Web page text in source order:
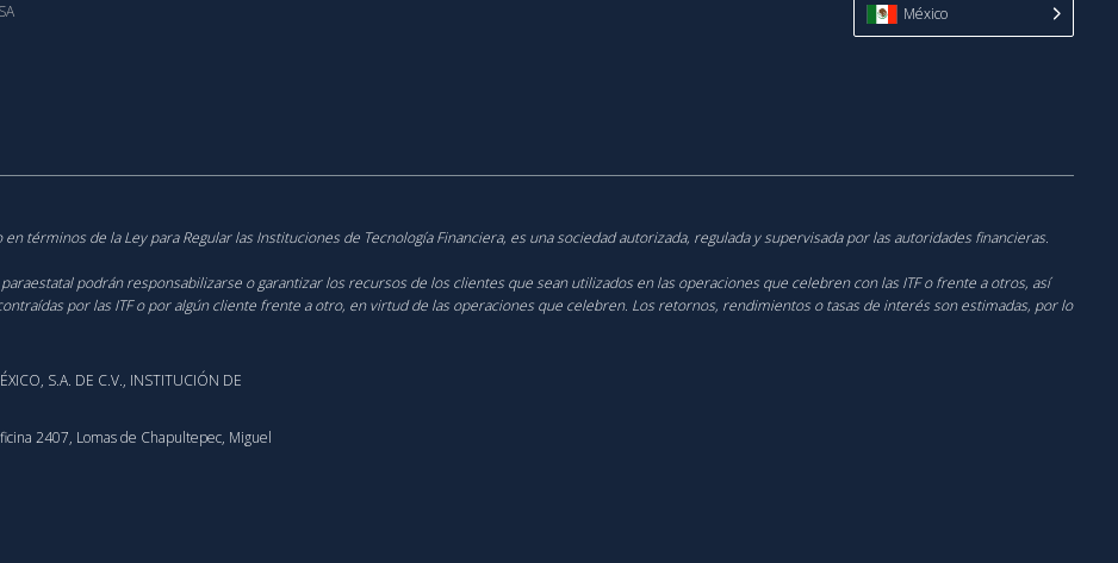
México
términos de la Ley para Regular las Instituciones de Tecnología Financiera, es una sociedad autorizada, regulada y supervisada por las autoridades financieras.
podrán responsabilizarse o garantizar los recursos de los clientes que sean utilizados en las operaciones que celebren con las ITF o frente a otros, así
por las ITF o por algún cliente frente a otro, en virtud de las operaciones que celebren. Los retornos, rendimientos o tasas de interés son estimadas, por lo
S.A. DE C.V., INSTITUCIÓN DE
2407, Lomas de Chapultepec, Miguel